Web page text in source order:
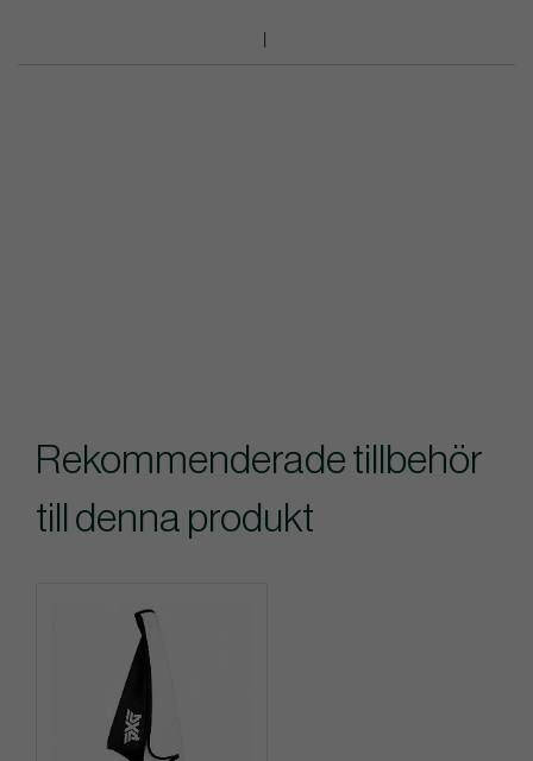
Rekommenderade tillbehör
till denna produkt